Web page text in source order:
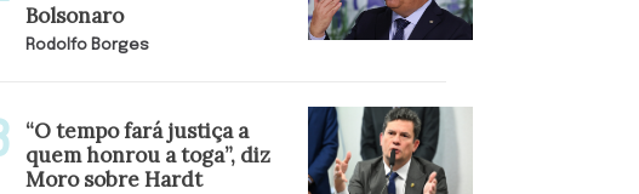
Bolsonaro
Rodolfo Borges
“O tempo fará justiça a
quem honrou a toga”, diz
Moro sobre Hardt